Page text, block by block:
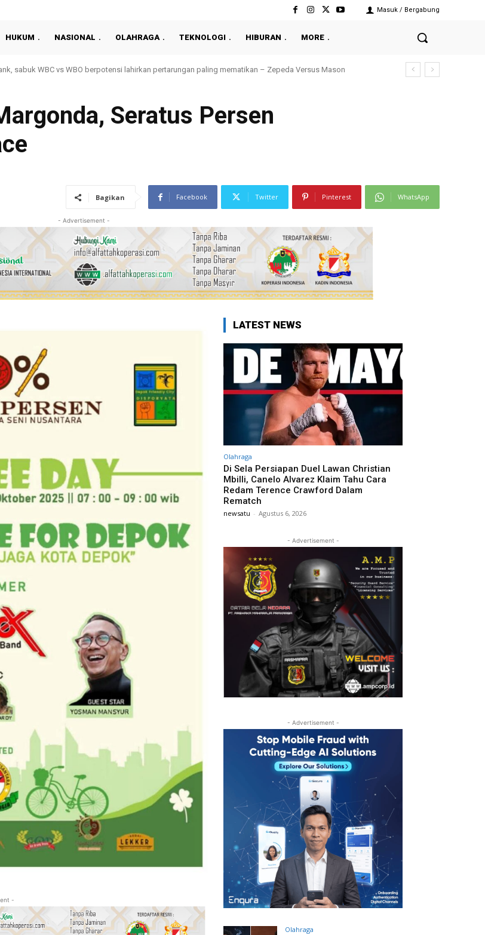
Masuk / Bergabung
HUKUM NASIONAL OLAHRAGA TEKNOLOGI HIBURAN MORE
Perkuat Penelusuran Kasus Lewat Program Terintegrasi CKG
Seratus Persen
Bagikan Facebook Twitter Pinterest WhatsApp
- Advertisement -
-
LATEST NEWS
Olahraga
Di Sela Persiapan Duel Lawan Christian
Mbilli, Canelo Alvarez Klaim Tahu Cara
Redam Terence Crawford Dalam
Rematch
newsatu - Agustus 6, 2026
- Advertisement -
- Advertisement -
Olahraga